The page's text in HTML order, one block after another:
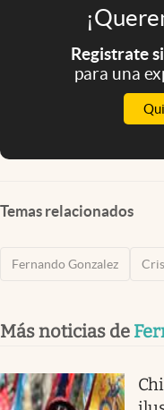
Registrate
para una
Temas relacionados
Fernando Gonzalez
Más noticias de